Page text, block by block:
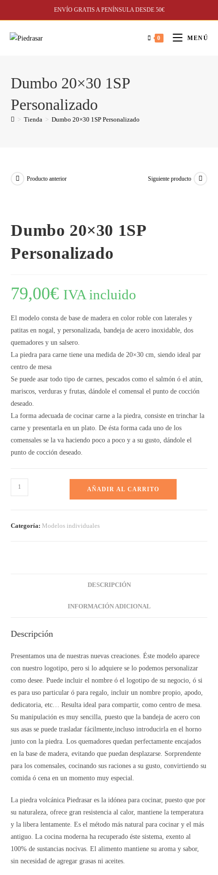
ENVÍO GRATIS A PENÍNSULA DESDE 50€
0 MENÚ
Dumbo 20×30 1SP
Personalizado
> Tienda > Dumbo 20×30 1SP Personalizado
Producto anterior Siguiente producto
Dumbo 20×30 1SP
Personalizado
79,00€ IVA incluido
El modelo consta de base de madera en color roble con laterales y
patitas en nogal, y personalizada, bandeja de acero inoxidable, dos
quemadores y un salsero.
La piedra para carne tiene una medida de 20×30 cm, siendo ideal par
centro de mesa
Se puede asar todo tipo de carnes, pescados como el salmón ó el atún,
mariscos, verduras y frutas, dándole el comensal el punto de cocción
deseado.
La forma adecuada de cocinar carne a la piedra, consiste en trinchar la
carne y presentarla en un plato. De ésta forma cada uno de los
comensales se la va haciendo poco a poco y a su gusto, dándole el
punto de cocción deseado.
AÑADIR AL CARRITO
Categoría: Modelos individuales
DESCRIPCIÓN
INFORMACIÓN ADICIONAL
Descripción
Presentamos una de nuestras nuevas creaciones. Éste modelo aparece
con nuestro logotipo, pero si lo adquiere se lo podemos personalizar
como desee. Puede incluir el nombre ó el logotipo de su negocio, ó si
es para uso particular ó para regalo, incluir un nombre propio, apodo,
dedicatoria, etc… Resulta ideal para compartir, como centro de mesa.
Su manipulación es muy sencilla, puesto que la bandeja de acero con
sus asas se puede trasladar fácilmente,incluso introducirla en el horno
junto con la piedra. Los quemadores quedan perfectamente encajados
en la base de madera, evitando que puedan desplazarse. Sorprendente
para los comensales, cocinando sus raciones a su gusto, convirtiendo su
comida ó cena en un momento muy especial.
La piedra volcánica Piedrasar es la idónea para cocinar, puesto que por
su naturaleza, ofrece gran resistencia al calor, mantiene la temperatura
y la libera lentamente. Es el método más natural para cocinar y el más
antiguo. La cocina moderna ha recuperado éste sistema, exento al
100% de sustancias nocivas. El alimento mantiene su aroma y sabor,
sin necesidad de agregar grasas ni aceites.